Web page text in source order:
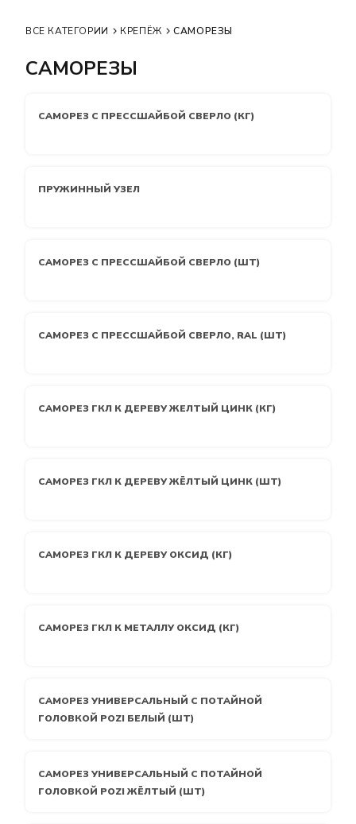
ВСЕ КАТЕГОРИИ КРЕПЁЖ САМОРЕЗЫ
САМОРЕЗЫ
САМОРЕЗ С ПРЕССШАЙБОЙ СВЕРЛО (КГ)
ПРУЖИННЫЙ УЗЕЛ
САМОРЕЗ С ПРЕССШАЙБОЙ СВЕРЛО (ШТ)
САМОРЕЗ С ПРЕССШАЙБОЙ СВЕРЛО, RAL (ШТ)
САМОРЕЗ ГКЛ К ДЕРЕВУ ЖЕЛТЫЙ ЦИНК (КГ)
САМОРЕЗ ГКЛ К ДЕРЕВУ ЖЁЛТЫЙ ЦИНК (ШТ)
САМОРЕЗ ГКЛ К ДЕРЕВУ ОКСИД (КГ)
САМОРЕЗ ГКЛ К МЕТАЛЛУ ОКСИД (КГ)
САМОРЕЗ УНИВЕРСАЛЬНЫЙ С ПОТАЙНОЙ
ГОЛОВКОЙ POZI БЕЛЫЙ (ШТ)
САМОРЕЗ УНИВЕРСАЛЬНЫЙ С ПОТАЙНОЙ
ГОЛОВКОЙ POZI ЖЁЛТЫЙ (ШТ)